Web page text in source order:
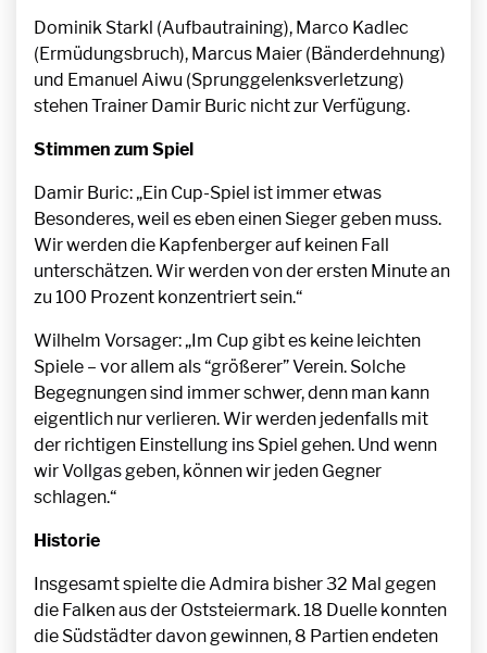
Dominik Starkl (Aufbautraining), Marco Kadlec
(Ermüdungsbruch), Marcus Maier (Bänderdehnung)
und Emanuel Aiwu (Sprunggelenksverletzung)
stehen Trainer Damir Buric nicht zur Verfügung.
Stimmen zum Spiel
Damir Buric: „Ein Cup-Spiel ist immer etwas
Besonderes, weil es eben einen Sieger geben muss.
Wir werden die Kapfenberger auf keinen Fall
unterschätzen. Wir werden von der ersten Minute an
zu 100 Prozent konzentriert sein.“
Wilhelm Vorsager: „Im Cup gibt es keine leichten
Spiele – vor allem als “größerer” Verein. Solche
Begegnungen sind immer schwer, denn man kann
eigentlich nur verlieren. Wir werden jedenfalls mit
der richtigen Einstellung ins Spiel gehen. Und wenn
wir Vollgas geben, können wir jeden Gegner
schlagen.“
Historie
Insgesamt spielte die Admira bisher 32 Mal gegen
die Falken aus der Oststeiermark. 18 Duelle konnten
die Südstädter davon gewinnen, 8 Partien endeten